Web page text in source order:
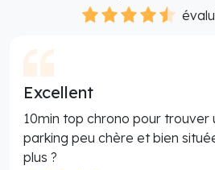
Excellent
10min top chrono pour trouver
parking peu chère et bien
plus ?